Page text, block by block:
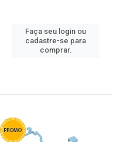
Faça seu login ou
cadastre-se para
comprar.